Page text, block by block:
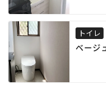
保てま
トイレ
ベージ